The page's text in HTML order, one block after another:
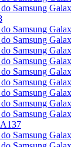
Samsung
Samsung
Samsung
Samsung
Samsung
Samsung
Samsung
Samsung
Samsung
Samsung
Samsung